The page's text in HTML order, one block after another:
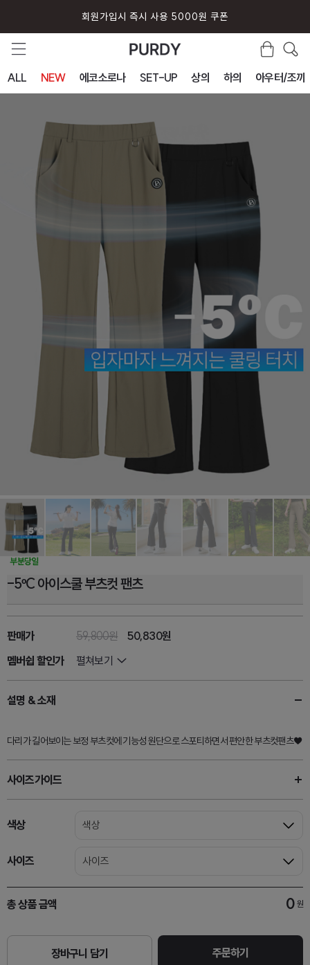
회원가입시 즉시 사용 5000원 쿠폰
ALL NEW 에코소로나 SET-UP 상의 하의 아우터/조끼
-5ºC 아이스쿨 부츠컷 팬츠
판매가 59,800원 50,830원
멤버쉽 할인가
펼쳐보기
설명 & 소재
다리가 길어보이는 보정 부츠컷에 기능성 원단으로 스포티하면서 편안한 부츠컷팬츠♥
사이즈가이드
색상 색상
사이즈 사이즈
총 상품 금액 0 원
장바구니 담기 주문하기